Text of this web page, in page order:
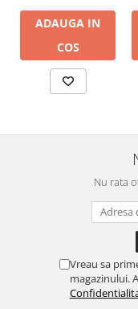
ADAUGA IN
COS
Nu rata
Vreau sa
magazinului.